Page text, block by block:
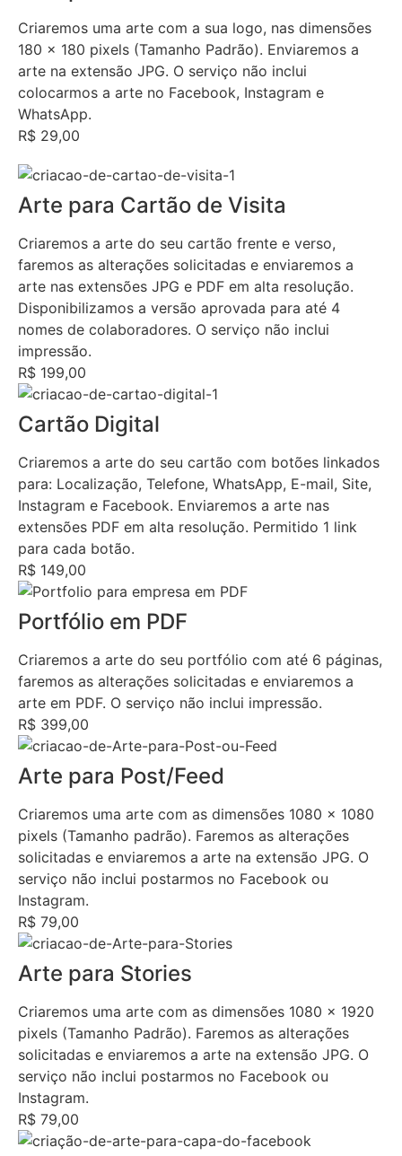
Criaremos uma arte com a sua logo, nas dimensões
180 x 180 pixels (Tamanho Padrão). Enviaremos a
arte na extensão JPG. O serviço não inclui
colocarmos a arte no Facebook, Instagram e
WhatsApp.
R$ 29,00
Arte para Cartão de Visita
Criaremos a arte do seu cartão frente e verso,
faremos as alterações solicitadas e enviaremos a
arte nas extensões JPG e PDF em alta resolução.
Disponibilizamos a versão aprovada para até 4
nomes de colaboradores. O serviço não inclui
impressão.
R$ 199,00
Cartão Digital
Criaremos a arte do seu cartão com botões linkados
para: Localização, Telefone, WhatsApp, E-mail, Site,
Instagram e Facebook. Enviaremos a arte nas
extensões PDF em alta resolução. Permitido 1 link
para cada botão.
R$ 149,00
Portfólio em PDF
Criaremos a arte do seu portfólio com até 6 páginas,
faremos as alterações solicitadas e enviaremos a
arte em PDF. O serviço não inclui impressão.
R$ 399,00
Arte para Post/Feed
Criaremos uma arte com as dimensões 1080 x 1080
pixels (Tamanho padrão). Faremos as alterações
solicitadas e enviaremos a arte na extensão JPG. O
serviço não inclui postarmos no Facebook ou
Instagram.
R$ 79,00
Arte para Stories
Criaremos uma arte com as dimensões 1080 x 1920
pixels (Tamanho Padrão). Faremos as alterações
solicitadas e enviaremos a arte na extensão JPG. O
serviço não inclui postarmos no Facebook ou
Instagram.
R$ 79,00